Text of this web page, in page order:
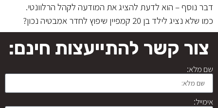
דבר נוסף – הוא לדעת להציג את המודעה לקהל הרלוונטי.
כמו שלא נציג לילד בן 20 קמפיין שיפוץ לחדר אמבטיה נכון?
צור קשר להתייעצות חינם:
שם מלא:
אימייל: